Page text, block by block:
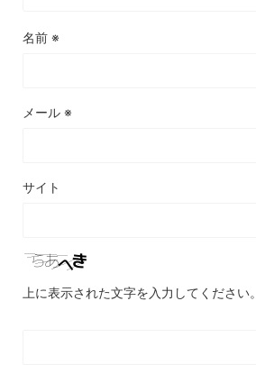
名前 ※
メール ※
サイト
上に表示された文字を入力してください。